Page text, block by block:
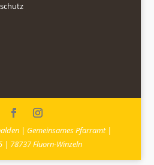
| Gemeinsames Pfarramt |
| 78737 Fluorn-Winzeln